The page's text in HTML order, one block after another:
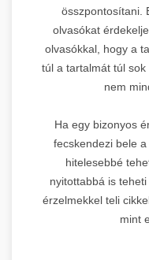
összpontosítani.
olvasókat
olvasókkal, hogy a
túl a tartalmát túl
nem
Ha egy bizonyos
fecskendezi bele
hitelesebbé
nyitottabbá is
érzelmekkel teli
mint